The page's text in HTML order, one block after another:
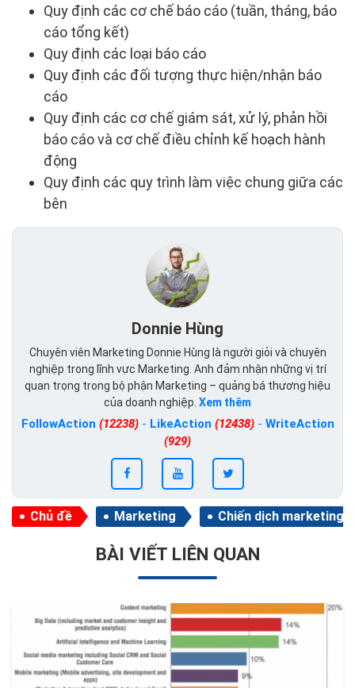
Quy định các cơ chế báo cáo (tuần, tháng, báo
cáo tổng kết)
Quy định các loại báo cáo
Quy định các đối tượng thực hiện/nhận báo
cáo
Quy định các cơ chế giám sát, xử lý, phản hồi
báo cáo và cơ chế điều chỉnh kế hoạch hành
động
Quy định các quy trình làm việc chung giữa các
bên
Donnie Hùng
Chuyên viên Marketing Donnie Hùng là người giỏi và chuyên
nghiệp trong lĩnh vực Marketing. Anh đảm nhận những vị trí
quan trọng trong bộ phận Marketing – quảng bá thương hiệu
của doanh nghiệp. Xem thêm
FollowAction (12238)- LikeAction (12438)- WriteAction
(929)
Chủ đề Marketing Chiến dịch marketing
BÀI VIẾT LIÊN QUAN